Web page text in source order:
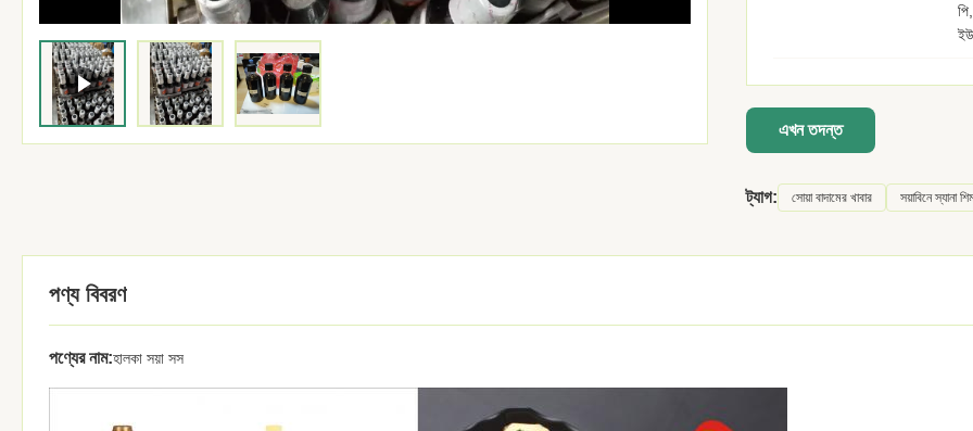
এখন তদন্ত
ট্যাগ: সোয়া বাদামের খাবার সয়াবিনে স্যানা
পণ্য বিবরণ
পণ্যের নাম:হালকা সয়া সস